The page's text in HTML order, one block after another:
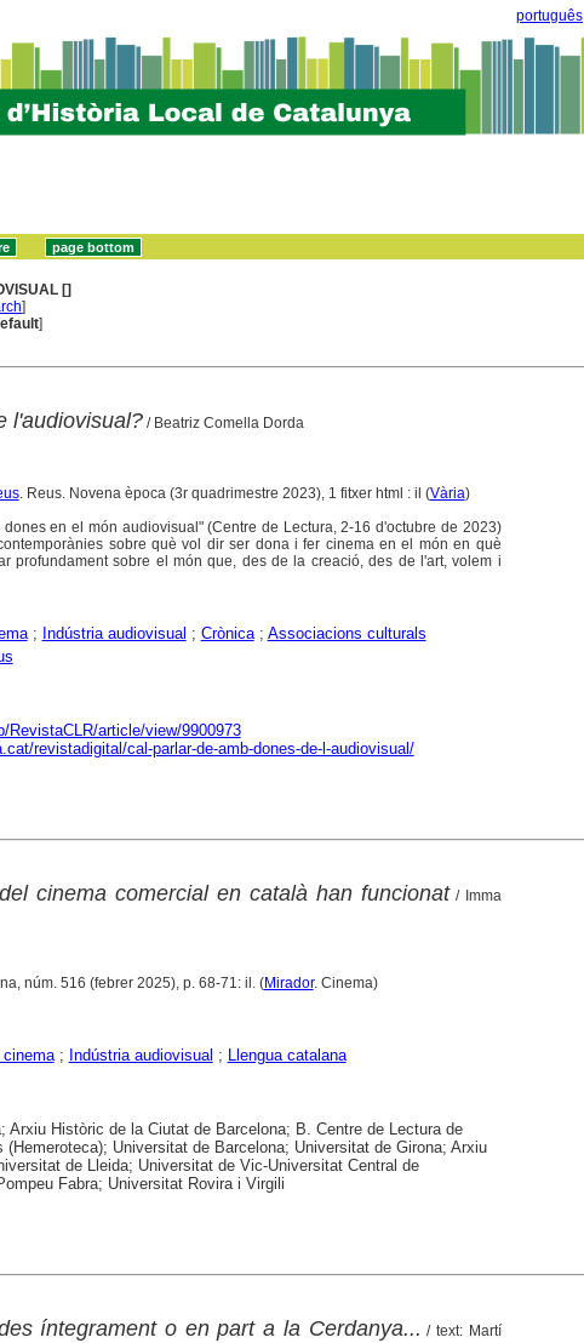
português
[]
]
]
l'audiovisual?/ Beatriz Comella Dorda
. Reus. Novena època (3r quadrimestre 2023), 1 fitxer html : il (Vària)
en el món audiovisual" (Centre de Lectura, 2-16 d'octubre de 2023)
sobre què vol dir ser dona i fer cinema en el món en què
profundament sobre el món que, des de la creació, des de l'art, volem i
; Indústria audiovisual ; Crònica; Associacions culturals
RevistaCLR/article/view/9900973
revistadigital/cal-parlar-de-amb-dones-de-l-audiovisual/
cinema comercial en català han funcionat/ Imma
núm. 516 (febrer 2025), p. 68-71: il. (Mirador. Cinema)
cinema; Indústria audiovisual ; Llengua catalana
Arxiu Històric de la Ciutat de Barcelona; B. Centre de Lectura de
(Hemeroteca); Universitat de Barcelona; Universitat de Girona; Arxiu
de Lleida; Universitat de Vic-Universitat Central de
Fabra; Universitat Rovira i Virgili
íntegrament o en part a la Cerdanya... / text: Martí